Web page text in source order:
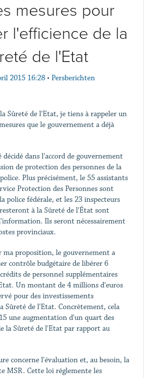
mesures pour
l'efficience de la
de l'Etat
2015 16:28 • Persberichten
Sûreté de l'Etat, je tiens à rappeler un
que le gouvernement a déjà
dans l'accord de gouvernement
de protection des personnes de la
Plus précisément, le 55 assistants
Protection des Personnes sont
police fédérale, et les 23 inspecteurs
à la Sûreté de l'État sont
Ils seront nécessairement
provinciaux.
ma proposition, le gouvernement a
contrôle budgétaire de libérer 6
de personnel supplémentaires
Un montant de 4 millions d'euros
pour des investissements
Sûreté de l'Etat. Concrètement, cela
une augmentation d'un quart des
la Sûreté de l'Etat par rapport au
concerne l'évaluation et, au besoin, la
MSR. Cette loi réglemente les